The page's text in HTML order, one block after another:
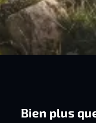
Bien plus